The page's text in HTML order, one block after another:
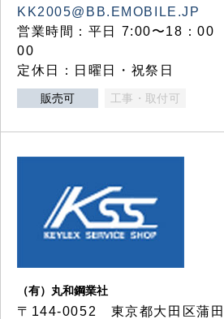
KK2005@BB.EMOBILE.JP
営業時間：平日 7:00〜18：00
00
定休日：日曜日・祝祭日
販売可 工事・取付可
（有）丸和鋼業社
〒144-0052 東京都大田区蒲